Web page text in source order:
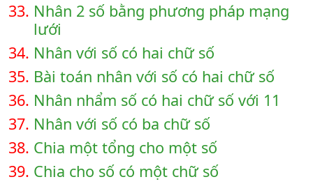
33. Nhân 2 số bằng phương pháp mạng
lưới
34. Nhân với số có hai chữ số
35. Bài toán nhân với số có hai chữ số
36. Nhân nhẩm số có hai chữ số với 11
37. Nhân với số có ba chữ số
38. Chia một tổng cho một số
39. Chia cho số có một chữ số